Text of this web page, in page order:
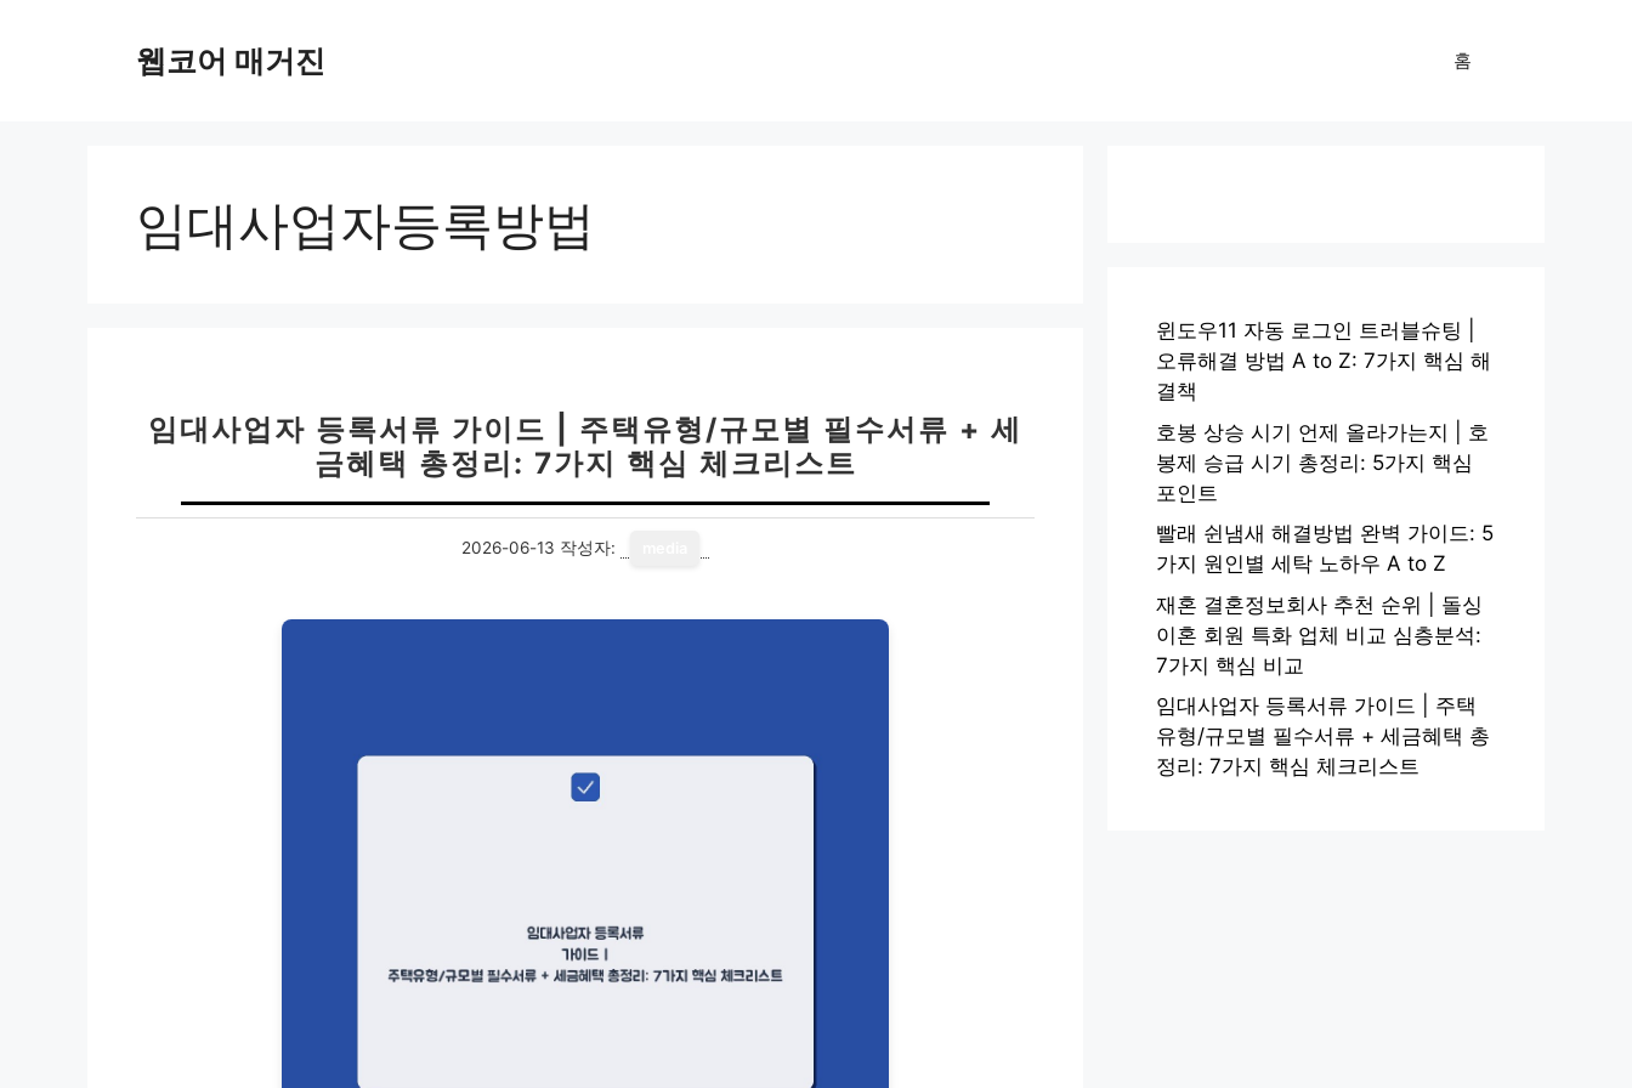
웹코어 매거진 홈
임대사업자등록방법
임대사업자 등록서류 가이드 | 주택유형/규모별 필수서류 + 세
금혜택 총정리: 7가지 핵심 체크리스트
2026-06-13 작성자:
윈도우11 자동 로그인 트러블슈팅 |
오류해결 방법 A to Z: 7가지 핵심 해
결책
호봉 상승 시기 언제 올라가는지 | 호
봉제 승급 시기 총정리: 5가지 핵심
포인트
빨래 쉰냄새 해결방법 완벽 가이드: 5
가지 원인별 세탁 노하우 A to Z
재혼 결혼정보회사 추천 순위 | 돌싱
이혼 회원 특화 업체 비교 심층분석:
7가지 핵심 비교
임대사업자 등록서류 가이드 | 주택
유형/규모별 필수서류 + 세금혜택 총
정리: 7가지 핵심 체크리스트